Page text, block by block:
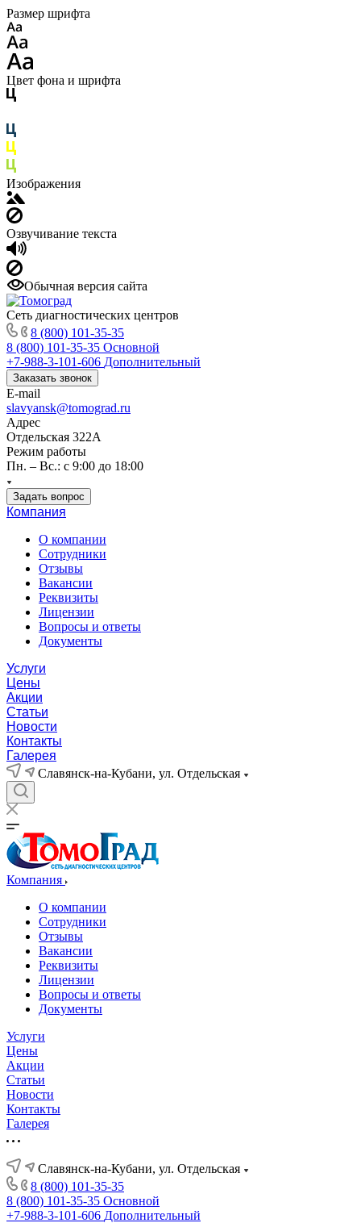
Размер шрифта
Цвет фона и шрифта
Изображения
Озвучивание текста
Обычная версия сайта
Сеть диагностических центров
8 (800) 101-35-35
8 (800) 101-35-35 Основной
+7-988-3-101-606 Дополнительный
Заказать звонок
E-mail
slavyansk@tomograd.ru
Адрес
Отдельская 322А
Режим работы
Пн. – Вс.: с 9:00 до 18:00
Задать вопрос
Компания
О компании
Сотрудники
Отзывы
Вакансии
Реквизиты
Лицензии
Вопросы и ответы
Документы
Услуги
Цены
Акции
Статьи
Новости
Контакты
Галерея
Славянск-на-Кубани, ул. Отдельская
Компания
О компании
Сотрудники
Отзывы
Вакансии
Реквизиты
Лицензии
Вопросы и ответы
Документы
Услуги
Цены
Акции
Статьи
Новости
Контакты
Галерея
Славянск-на-Кубани, ул. Отдельская
8 (800) 101-35-35
8 (800) 101-35-35 Основной
+7-988-3-101-606 Дополнительный